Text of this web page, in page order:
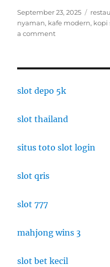
Posted
on
September 23, 2025
nyaman, kafe modern, kopi
a commenton
dan
Suasana
slot depo 5k
slot thailand
situs toto slot login
slot qris
slot 777
mahjong wins 3
slot bet kecil